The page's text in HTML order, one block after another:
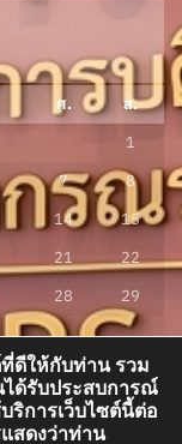
ศ.
ส.
1
7
8
14
15
21
22
28
29
ดีให้กับท่าน รวม
ด้รับประสบการณ์
ริการเว็บไซต์นี้ต่อ
สดงว่าท่าน